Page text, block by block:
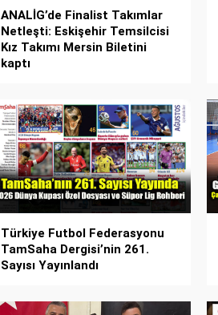
ANALİG’de Finalist Takımlar
Netleşti: Eskişehir Temsilcisi
Kız Takımı Mersin Biletini
kaptı
Türkiye Futbol Federasyonu
TamSaha Dergisi’nin 261.
Sayısı Yayınlandı